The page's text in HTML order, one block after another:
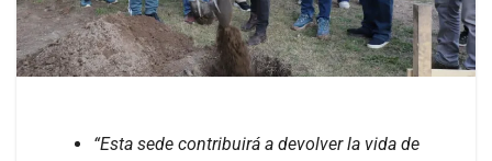
“Esta sede contribuirá a devolver la vida de